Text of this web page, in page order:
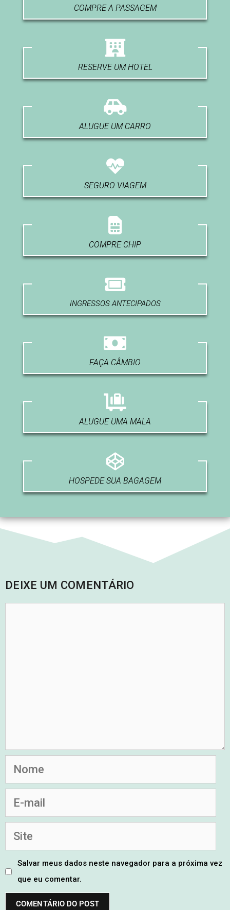
COMPRE A PASSAGEM
RESERVE UM HOTEL
ALUGUE UM CARRO
SEGURO VIAGEM
COMPRE CHIP
INGRESSOS ANTECIPADOS
FAÇA CÂMBIO
ALUGUE UMA MALA
HOSPEDE SUA BAGAGEM
DEIXE UM COMENTÁRIO
Salvar meus dados neste navegador para a próxima vez
que eu comentar.